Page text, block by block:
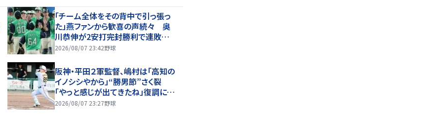
「チーム全体をその背中で引っ張っ
た」燕ファンから歓喜の声続々 奥
川恭伸が2安打完封勝利で連敗スト
ップ「まさに頼れるエースの仕事！」
2026/08/07 23:42野球
阪神・平田２軍監督、嶋村は「高知の
イノシシやから」“勝男節”さく裂
「やっと感じが出てきたね」復調に太
鼓判【一問一答】
2026/08/07 23:27野球